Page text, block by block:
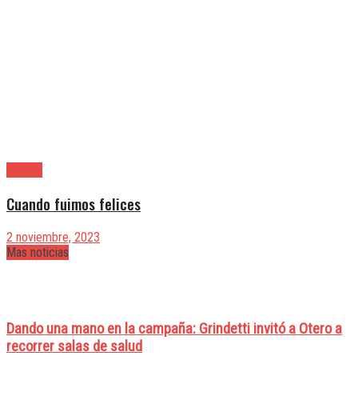
Cuando fuimos felices
2 noviembre, 2023
Mas noticias
Dando una mano en la campaña: Grindetti invitó a Otero a
recorrer salas de salud